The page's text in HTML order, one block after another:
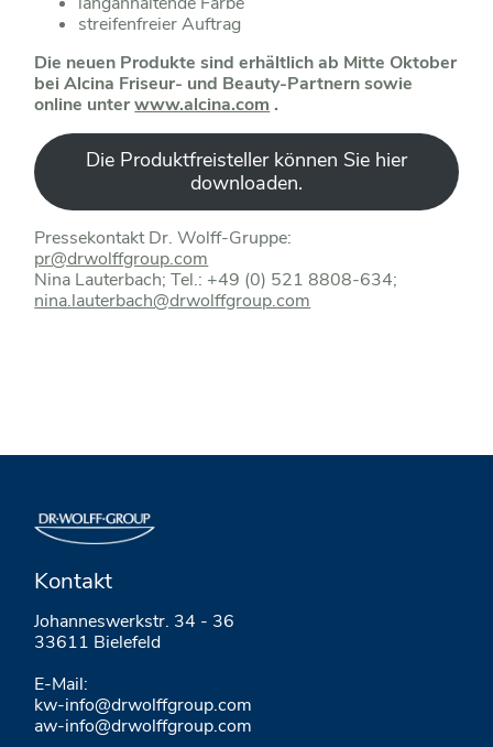
streifenfreier Auftrag
Die neuen Produkte sind erhältlich ab Mitte Oktober
bei Alcina Friseur- und Beauty-Partnern sowie
online unterwww.alcina.com.
Die Produktfreisteller können Sie hier
downloaden.
Pressekontakt Dr. Wolff-Gruppe:
pr@drwolffgroup.com
Nina Lauterbach; Tel.: +49 (0) 521 8808-634;
nina.lauterbach@drwolffgroup.com
Kontakt
Johanneswerkstr. 34 - 36
33611 Bielefeld
E-Mail:
kw-info@drwolffgroup.com
aw-info@drwolffgroup.com